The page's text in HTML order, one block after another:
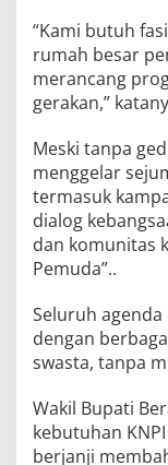
“Kami butuh
rumah besar
merancang
gerakan,”
Meski tanpa
menggelar
termasuk
dialog
dan komunitas
Pemuda”..
Seluruh
dengan
swasta, tanpa
Wakil Bupati
kebutuhan
berjanji